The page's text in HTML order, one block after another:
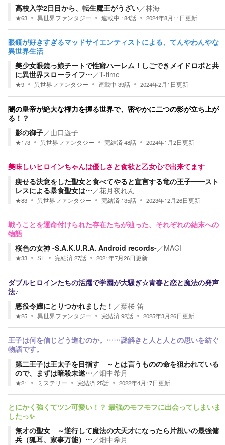
高校入学2日目から、転生魔王がうざい／林海
★63 異世界ファンタジー 連載中 184話 2024年8月11日更新
眼鏡が好きすぎるマッドサイエンティストによる、てんやわんやな
異世界生活
美少女眼鏡っ娘チートで性癖ハーレム！しごできメイドロボと共
に異世界スローライフ…／T-time
★9 異世界ファンタジー 連載中 39話 2024年2月1日更新
闇の皇帝が絶大な権力を握る世界で、密やかに二つの影が立ち上が
る！？
影の御子／山口遊子
★173 異世界ファンタジー 完結済48話 2024年1月2日更新
美味しいヒロインちゃんは優しさと食欲と乙女心で出来てます
痩せる決意をした聖女と食べてやると宣言する竜の王子――スト
レスによる暴食聖女は…／花月夜れん
★83 異世界ファンタジー 完結済 135話 2023年12月26日更新
戦うことを運命付けられた存在たちが辿った、それぞれの結末への
物語
桜色の女神 -S.A.K.U.R.A. Android records-／MAGI
★33 SF 完結済27話 2021年7月26日更新
ダブルヒロインたちの活躍で学園が大騒ぎ☆青春と恋と魔法の発声
法♪
悪役令嬢にとりつかれました！ ／葉桜 笛
★25 異世界ファンタジー 完結済92話 2025年3月26日更新
王子は何を信じどう進むのか。……謎解きと人と人との思いを紡ぐ
物語です。
第二王子は王太子を目指す ～とは言うものの命を狙われている
ので、まずは暗殺未遂…／畑中希月
★21 ミステリー 完結済25話 2022年4月17日更新
とにかく強くてツン可愛い！？ 最強のモフモフに出会ってしまいま
したっ✨
無才の聖女 ～逆行して魔法の大天才になったら片想いの最強傭
兵（狐耳、家事万能）…／畑中希月